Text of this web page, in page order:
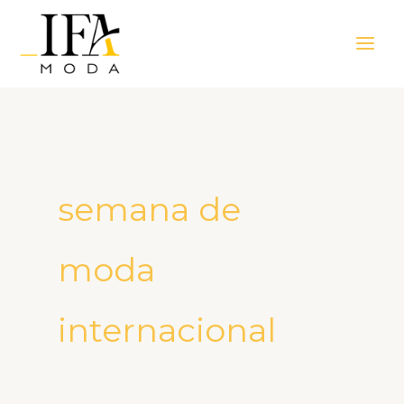
Menu
semana de
moda
internacional